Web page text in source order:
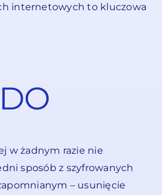
internetowych to kluczowa
w żadnym razie nie
sposób z szyfrowanych
– usunięcie